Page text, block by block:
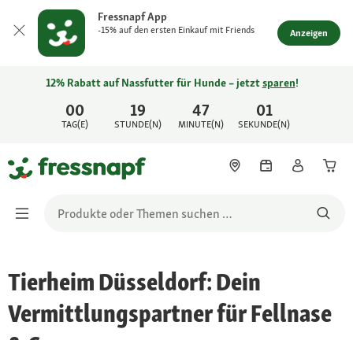
Fressnapf App
-15% auf den ersten Einkauf mit Friends Anzeigen
00
TAG(E)
19
STUNDE(N)
47
MINUTE(N)
01
SEKUNDE(N)
12% Rabatt auf Nassfutter für Hunde – jetztsparen!
Tierheim Düsseldorf: Dein
Vermittlungspartner für Fellnase